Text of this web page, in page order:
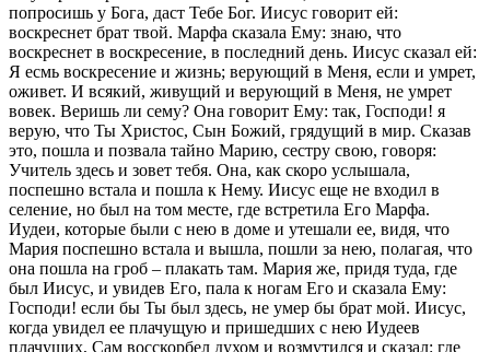
попросишь у Бога, даст Тебе Бог. Иисус говорит ей:
воскреснет брат твой. Марфа сказала Ему: знаю, что
воскреснет в воскресение, в последний день. Иисус сказал ей:
Я есмь воскресение и жизнь; верующий в Меня, если и умрет,
оживет. И всякий, живущий и верующий в Меня, не умрет
вовек. Веришь ли сему? Она говорит Ему: так, Господи! я
верую, что Ты Христос, Сын Божий, грядущий в мир. Сказав
это, пошла и позвала тайно Марию, сестру свою, говоря:
Учитель здесь и зовет тебя. Она, как скоро услышала,
поспешно встала и пошла к Нему. Иисус еще не входил в
селение, но был на том месте, где встретила Его Марфа.
Иудеи, которые были с нею в доме и утешали ее, видя, что
Мария поспешно встала и вышла, пошли за нею, полагая, что
она пошла на гроб – плакать там. Мария же, придя туда, где
был Иисус, и увидев Его, пала к ногам Его и сказала Ему:
Господи! если бы Ты был здесь, не умер бы брат мой. Иисус,
когда увидел ее плачущую и пришедших с нею Иудеев
плачущих, Сам восскорбел духом и возмутился и сказал: где